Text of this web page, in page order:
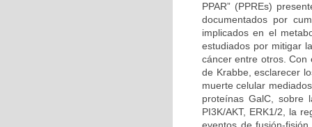
PPAR” (PPREs)
documentados por
implicados en el
estudiados por mitigar
cáncer entre otros. Con
de Krabbe, esclarecer
muerte celular
proteínas GalC, sobre
PI3K/AKT, ERK1/2, la